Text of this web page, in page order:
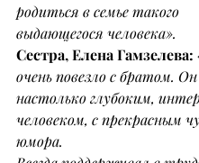
родиться в семье такого
выдающегося человека».
Сестра, Елена Гамзелева:
очень повезло с братом.
настолько глубоким,
человеком, с прекрасным
юмора.